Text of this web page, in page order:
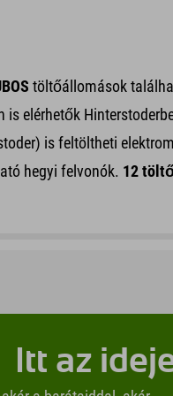
töltőállomások
is elérhetők
is feltöltheti
hegyi felvonók. 12
Itt az